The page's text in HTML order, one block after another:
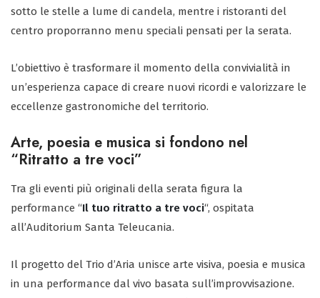
sotto le stelle a lume di candela, mentre i ristoranti del
centro proporranno menu speciali pensati per la serata.
L’obiettivo è trasformare il momento della convivialità in
un’esperienza capace di creare nuovi ricordi e valorizzare le
eccellenze gastronomiche del territorio.
Arte, poesia e musica si fondono nel
“Ritratto a tre voci”
Tra gli eventi più originali della serata figura la
performance “Il tuo ritratto a tre voci“, ospitata
all’Auditorium Santa Teleucania.
Il progetto del Trio d’Aria unisce arte visiva, poesia e musica
in una performance dal vivo basata sull’improvvisazione.